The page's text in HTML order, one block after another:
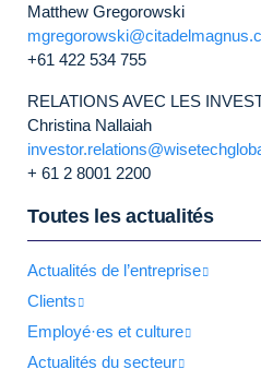
Matthew Gregorowski
+61 422 534 755
RELATIONS AVEC LES
Christina Nallaiah
+ 61 2 8001 2200
Toutes les actualités
Actualités de l’entreprise
Clients
Employé·es et culture
Actualités du secteur